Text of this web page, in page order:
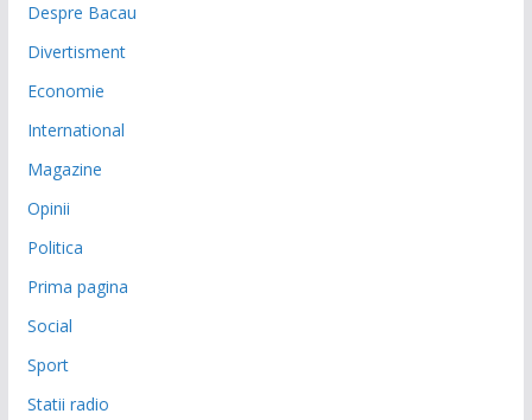
Despre Bacau
Divertisment
Economie
International
Magazine
Opinii
Politica
Prima pagina
Social
Sport
Statii radio